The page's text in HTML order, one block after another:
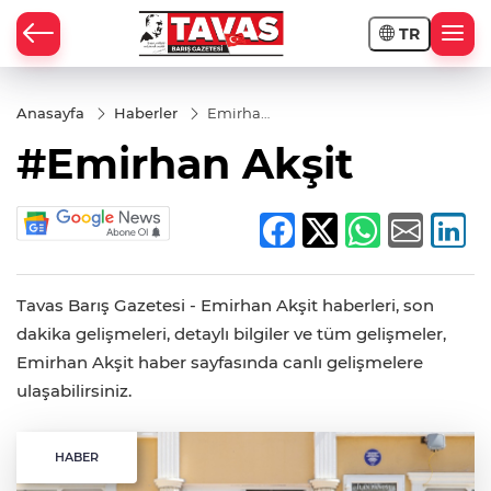
TR
Anasayfa Haberler
Emirhan
#Emirhan Akşit
Tavas Barış Gazetesi - Emirhan Akşit haberleri, son
dakika gelişmeleri, detaylı bilgiler ve tüm gelişmeler,
Emirhan Akşit haber sayfasında canlı gelişmelere
ulaşabilirsiniz.
HABER